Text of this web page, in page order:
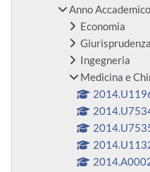
Anno
Economia
Giurisprudenza
Ingegneria
Medicina e